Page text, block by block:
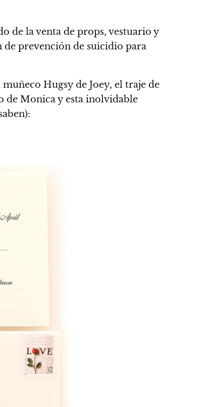
de la venta de props, vestuario y
de prevención de suicidio para
Hugsy de Joey, el traje de
de Monica y esta inolvidable